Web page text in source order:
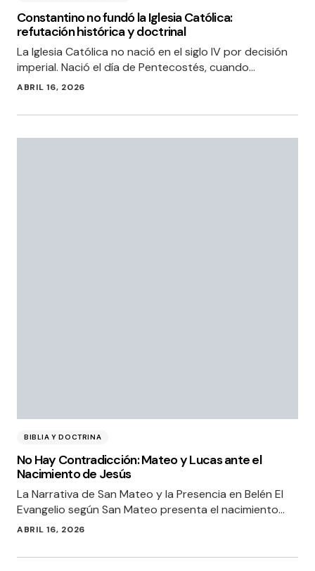
Constantino no fundó la Iglesia Católica:
refutación histórica y doctrinal
La Iglesia Católica no nació en el siglo IV por decisión
imperial. Nació el día de Pentecostés, cuando…
ABRIL 16, 2026
BIBLIA Y DOCTRINA
No Hay Contradicción: Mateo y Lucas ante el
Nacimiento de Jesús
La Narrativa de San Mateo y la Presencia en Belén El
Evangelio según San Mateo presenta el nacimiento…
ABRIL 16, 2026